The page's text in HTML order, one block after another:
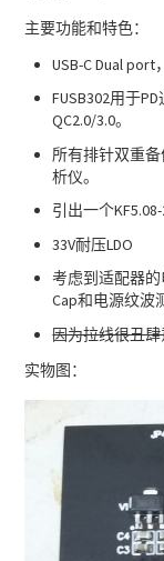
主要功能和特色：
USB-C Dual port
FUSB302用于
QC2.0/3.0。
所有排针双重
析仪。
引出一个
33V耐压LDO
考虑到适配器
Cap和电源纹波
因为拉线很丑
实物图：